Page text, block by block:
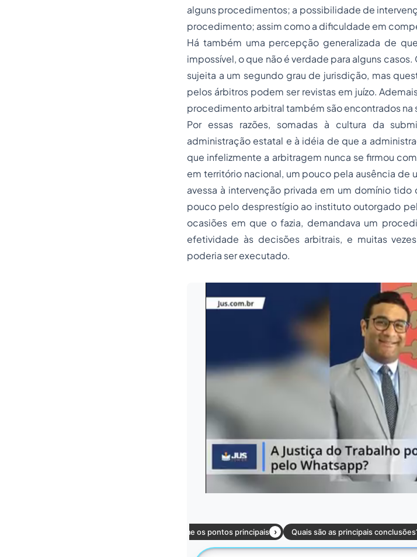
alguns procedimentos; a possibilidade de
procedimento; assim como a dificuldade em
Há também uma percepção generalizada de
impossível, o que não é verdade para alguns
sujeita a um segundo grau de jurisdição, mas
pelos árbitros podem ser revistas em juízo.
procedimento arbitral também são encontrados na
Por essas razões, somadas à cultura da
administração estatal e à idéia de que a
que infelizmente a arbitragem nunca se firmou
em território nacional, um pouco pela ausência de
avessa à intervenção privada em um domínio
pouco pelo desprestígio ao instituto outorgado
ocasiões em que o fazia, demandava um
efetividade às decisões arbitrais, e muitas
poderia ser executado.